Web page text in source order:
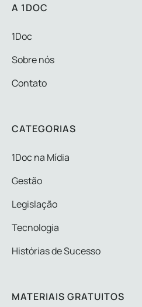
A 1DOC
1Doc
Sobre nós
Contato
CATEGORIAS
1Doc na Mídia
Gestão
Legislação
Tecnologia
Histórias de Sucesso
MATERIAIS GRATUITOS